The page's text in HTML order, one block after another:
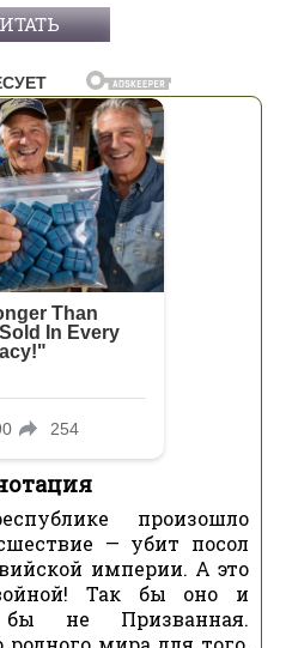
произошло
— убит посол
империи. А это
Так бы оно и
бы не Призванная.